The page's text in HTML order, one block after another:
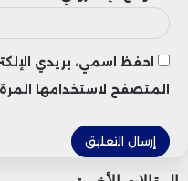
وتنتظر الأسواق
الولايات المتحدة
ستقدم مؤشرات
التجارية وتصريحات
والأسعار.
احفظ اسمي، بريدي
المتصفح لاستخدامها